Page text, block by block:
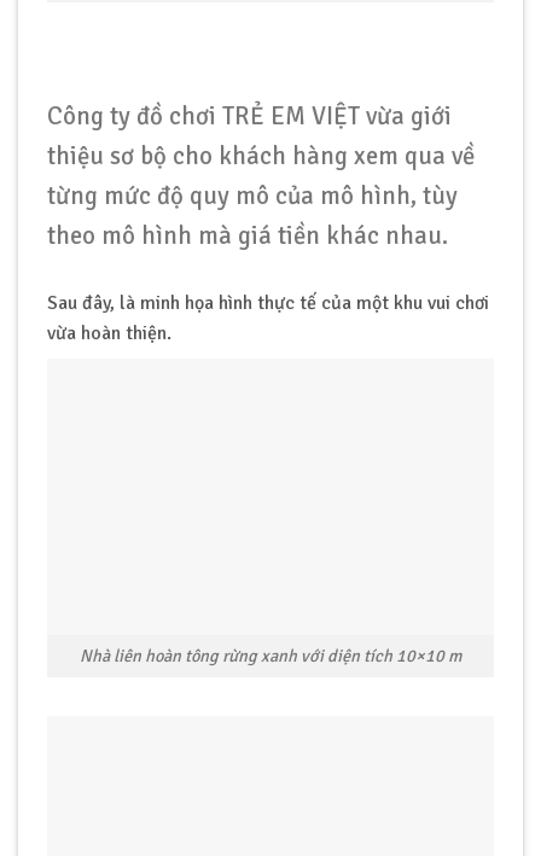
Công ty đồ chơi TRẺ EM VIỆT vừa giới
thiệu sơ bộ cho khách hàng xem qua về
từng mức độ quy mô của mô hình, tùy
theo mô hình mà giá tiền khác nhau.
Sau đây, là minh họa hình thực tế của một khu vui chơi
vừa hoàn thiện.
Nhà liên hoàn tông rừng xanh với diện tích 10×10 m